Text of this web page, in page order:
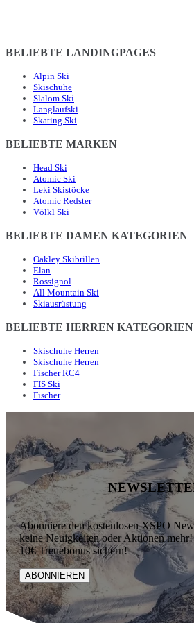
BELIEBTE LANDINGPAGES
Alpin Ski
Skischuhe
Slalom Ski
Langlaufski
Skating Ski
BELIEBTE MARKEN
Head Ski
Atomic Ski
Leki Skistöcke
Atomic Redster
Völkl Ski
BELIEBTE DAMEN KATEGORIEN
Oakley Skibrillen
Elan
Rossignol
All Mountain Ski
Skiausrüstung
BELIEBTE HERREN KATEGORIEN
Skischuhe Herren
Skischuhe Herren
Fischer RC4
FIS Ski
Fischer
Abonniere den kostenlosen XSPO
keine Neuigkeiten oder Aktionen
10€ Treuebonus sichern!
ABONNIEREN